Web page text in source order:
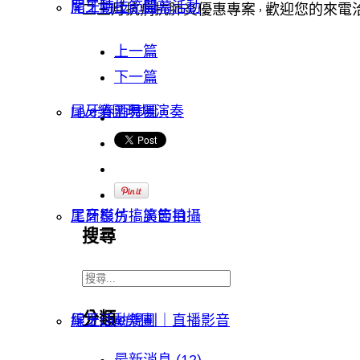
開工動土｜開幕活動
Live樂團現場演奏
工商影片｜廣告拍攝
線上活動規劃｜直播影音
尾牙特技節目
尾牙春酒舞團
尾牙模仿搞笑節目
尾牙Live樂團
二三月抗病抗肺炎優惠專案 ， 歡迎您的來電
上一篇
下一篇
搜尋
分類